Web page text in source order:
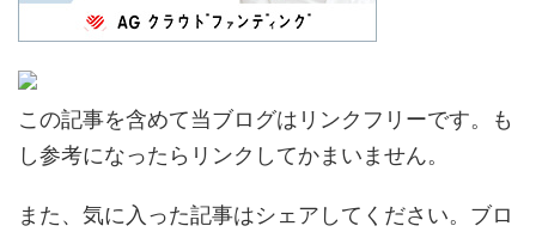
この記事を含めて当ブログはリンクフリーです。も
し参考になったらリンクしてかまいません。
また、気に入った記事はシェアしてください。ブロ